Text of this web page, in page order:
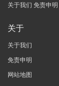
关于我们 免责申明
关于
关于我们
免责申明
网站地图